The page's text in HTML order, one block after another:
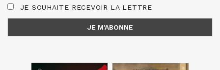
JE SOUHAITE RECEVOIR LA LETTRE